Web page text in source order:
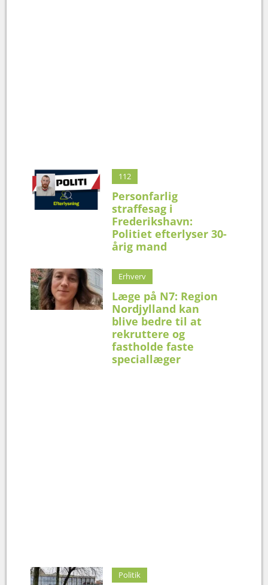
112
Personfarlig
straffesag i
Frederikshavn:
Politiet efterlyser 30-
årig mand
Erhverv
Læge på N7: Region
Nordjylland kan
blive bedre til at
rekruttere og
fastholde faste
speciallæger
Politik